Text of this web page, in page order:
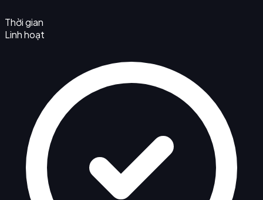
Thời gian
Linh hoạt